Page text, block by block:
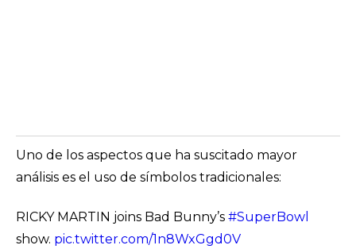
Uno de los aspectos que ha suscitado mayor
análisis es el uso de símbolos tradicionales:
RICKY MARTIN joins Bad Bunny’s #SuperBowl
show. pic.twitter.com/1n8WxGgd0V